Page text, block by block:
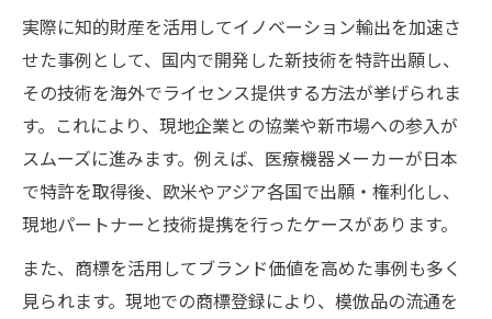
実際に知的財産を活用してイノベーション輸出を加速さ
せた事例として、国内で開発した新技術を特許出願し、
その技術を海外でライセンス提供する方法が挙げられま
す。これにより、現地企業との協業や新市場への参入が
スムーズに進みます。例えば、医療機器メーカーが日本
で特許を取得後、欧米やアジア各国で出願・権利化し、
現地パートナーと技術提携を行ったケースがあります。
また、商標を活用してブランド価値を高めた事例も多く
見られます。現地での商標登録により、模倣品の流通を